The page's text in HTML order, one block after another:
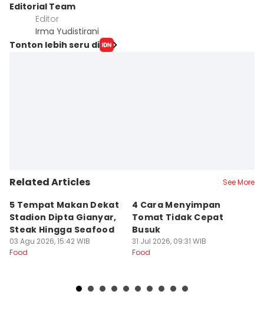
Editorial Team
Editor
Irma Yudistirani
Tonton lebih seru di
Related Articles See More
5 Tempat Makan Dekat
Stadion Dipta Gianyar,
Steak Hingga Seafood
03 Agu 2026, 15:42 WIB
Food
4 Cara Menyimpan
Tomat Tidak Cepat
Busuk
31 Jul 2026, 09:31 WIB
Food